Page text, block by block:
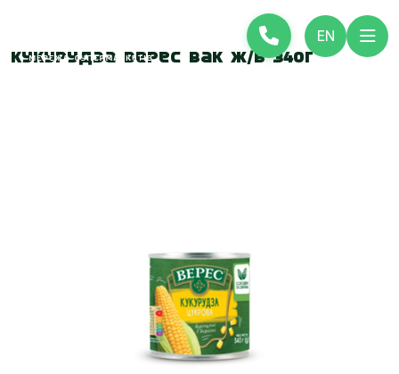
EN
Кукурудза Верес вак ж/б 340г